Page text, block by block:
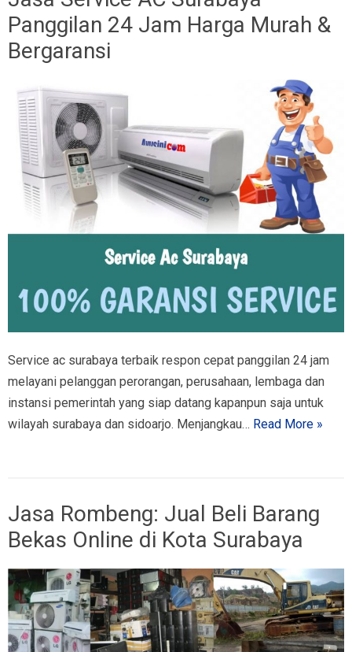
Panggilan 24 Jam Harga Murah &
Bergaransi
Service ac surabaya terbaik respon cepat panggilan 24 jam
melayani pelanggan perorangan, perusahaan, lembaga dan
instansi pemerintah yang siap datang kapanpun saja untuk
wilayah surabaya dan sidoarjo. Menjangkau… Read More »
Jasa Rombeng: Jual Beli Barang
Bekas Online di Kota Surabaya